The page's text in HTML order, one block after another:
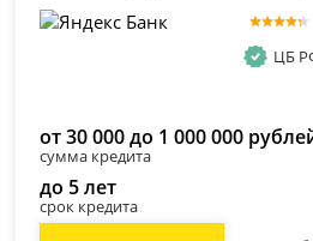
ЦБ
от 30 000 до 1 000 000
сумма кредита
до 5 лет
срок кредита